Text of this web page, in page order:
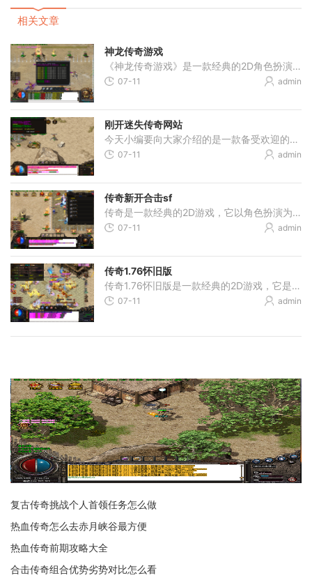
相关文章
神龙传奇游戏
《神龙传奇游戏》是一款经典的2D角色扮演游戏，它以其万人在线、玩家互动和多人在线交互等特点而备受玩家们的追捧。作为一款传奇游戏，《神龙传奇》融合了传统的剧情和创新的玩
07-11 admin
刚开迷失传奇网站
今天小编要向大家介绍的是一款备受欢迎的2D游戏——《迷失传奇》。在这个游戏中，玩家将扮演一个勇敢的角色，进入神秘、充满冒险的传奇世界。本游戏以其万人在线、玩家互动等特
07-11 admin
传奇新开合击sf
传奇是一款经典的2D游戏，它以角色扮演为主题，吸引了无数玩家的关注和参与。作为一款万人在线的游戏，传奇具有强大的社交属性，玩家之间可以进行自由的互动。在传奇中，玩家可
07-11 admin
传奇1.76怀旧版
传奇1.76怀旧版是一款经典的2D游戏，它是一款角色扮演游戏，拥有万人在线的特点，玩家可以与其他玩家进行互动。本游戏以满屏光柱和装备升级系统为特色，让玩家体验到无与伦比的
07-11 admin
复古传奇挑战个人首领任务怎么做
热血传奇怎么去赤月峡谷最方便
热血传奇前期攻略大全
合击传奇组合优势劣势对比怎么看